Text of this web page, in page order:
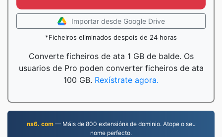
Importar desde Google Drive
*Ficheiros eliminados despois de 24 horas
Converte ficheiros de ata 1 GB de balde. Os
usuarios de Pro poden converter ficheiros de ata
100 GB. Rexístrate agora.
ns6. com— Máis de 800 extensións de dominio. Atope o seu
nome perfecto.